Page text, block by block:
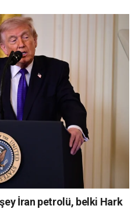
İran petrolü, belki Hark